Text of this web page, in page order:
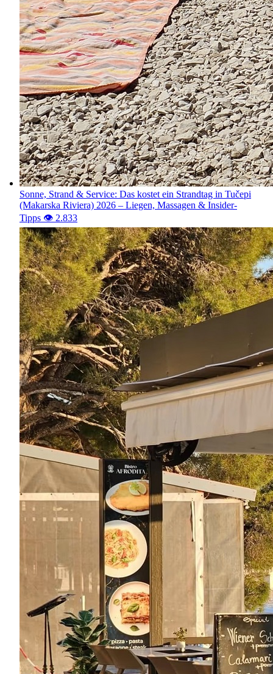
Sonne, Strand & Service: Das kostet ein Strandtag in Tučepi
(Makarska Riviera) 2026 – Liegen, Massagen & Insider-
Tipps 👁️ 2.833